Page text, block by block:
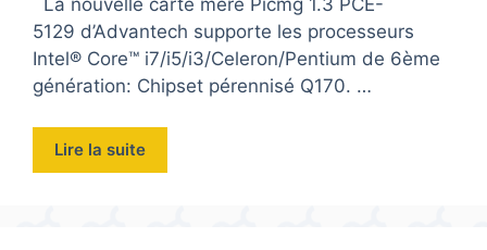
5129 d’Advantech supporte les processeurs
Intel® Core™ i7/i5/i3/Celeron/Pentium de 6ème
génération: Chipset pérennisé Q170. …
Lire la suite